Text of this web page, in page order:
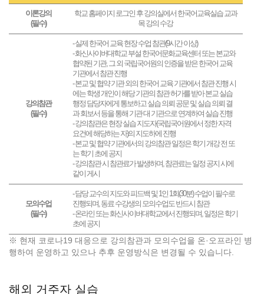
이론강의
(필수)
학교 홈페이지 로그인 후 강의실에서 한국어교육실습 교과
목 강의 수강
강의참관
(필수)
- 실제 한국어 교육 현장 수업 참관(9시간 이상)
- 화신사이버대학교 부설 한국어문화교육센터 또는 본교와
협약된 기관, 그 외 국립국어원의 인증을 받은 한국어 교육
기관에서 참관 진행
- 본교 및 협약 기관 외의 한국어 교육 기관에서 참관 진행 시
에는 학생 개인이 해당 기관의 참관 허가를 받아 본교 실습
행정 담당자에게 통보하고 실습 의뢰 공문 및 실습 의뢰 결
과 회보서 등을 통해 기관 대 기관으로 연계하여 실습 진행
- 강의참관은 현장 실습 지도자(국립국어원에서 정한 자격
요건에 해당하는 자)의 지도하에 진행
- 본교 및 협약 기관에서의 강의참관 일정은 학기 개강 전 또
는 학기 초에 공지
- 강의참관 시 참관료가 발생하며, 참관료는 일정 공지 시에
같이 게시
모의수업
(필수)
- 담당 교수의 지도와 피드백 및 1인 1회(30분) 수업이 필수로
진행되며, 동료 수강생의 모의수업도 반드시 참관
- 온라인 또는 화신사이버대학교에서 진행되며, 일정은 학기
초에 공지
※ 현재 코로나19 대응으로 강의참관과 모의수업을 온·오프라인 병
행하여 운영하고 있으나 추후 운영방식은 변경될 수 있습니다.
해외 거주자 실습